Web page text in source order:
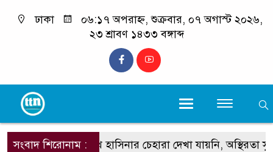
ঢাকা
০৬:১৭ অপরাহ্ন, শুক্রবার, ০৭ অগাস্ট ২০২৬,
২৩ শ্রাবণ ১৪৩৩ বঙ্গাব্দ
সংবাদ শিরোনাম :শেখ হাসিনার চেহারা দেখা যায়নি, অস্থিরতা সৃষ্টিতে